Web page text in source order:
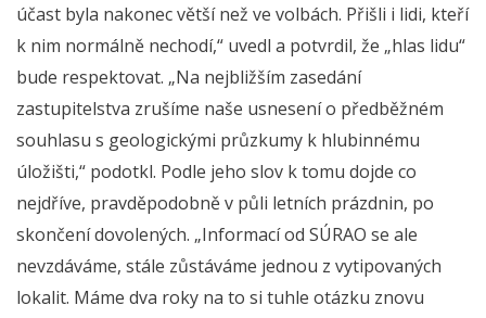
účast byla nakonec větší než ve volbách. Přišli i lidi, kteří
k nim normálně nechodí,“ uvedl a potvrdil, že „hlas lidu“
bude respektovat. „Na nejbližším zasedání
zastupitelstva zrušíme naše usnesení o předběžném
souhlasu s geologickými průzkumy k hlubinnému
úložišti,“ podotkl. Podle jeho slov k tomu dojde co
nejdříve, pravděpodobně v půli letních prázdnin, po
skončení dovolených. „Informací od SÚRAO se ale
nevzdáváme, stále zůstáváme jednou z vytipovaných
lokalit. Máme dva roky na to si tuhle otázku znovu